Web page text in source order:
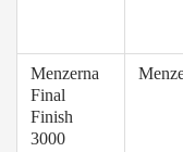
Menzerna
Final
Finish
3000